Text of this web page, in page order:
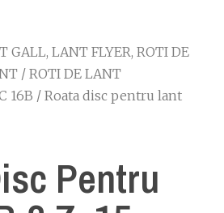
GALL, LANT FLYER, ROTI DE
/ ROTI DE LANT
16B / Roata disc pentru lant
Pentru